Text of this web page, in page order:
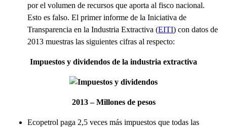
por el volumen de recursos que aporta al fisco nacional.
Esto es falso. El primer informe de la Iniciativa de
Transparencia en la Industria Extractiva (EITI) con datos de
2013 muestras las siguientes cifras al respecto:
Impuestos y dividendos de la industria extractiva
2013 – Millones de pesos
Ecopetrol paga 2,5 veces más impuestos que todas las